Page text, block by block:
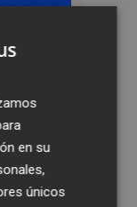
en su
únicos